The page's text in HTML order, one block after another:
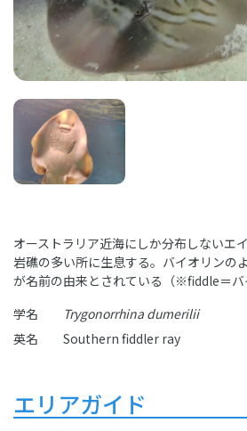
オーストラリア近海にしか分布しないエ
岩礁の多い所に生息する。バイオリンの
が名前の由来とされている（※fiddle＝バ
学名
Trygonorrhina dumerilii
英名
Southern fiddler ray
エリアガイド